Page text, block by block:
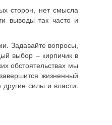
сторон, нет смысла
выводы так часто и
Задавайте вопросы,
выбор – кирпичик в
обстоятельствах мы
жизненный
силы и власти.